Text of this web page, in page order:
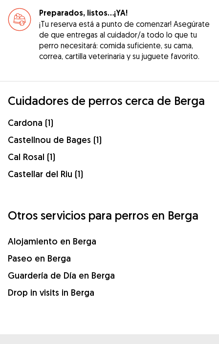
Preparados, listos...¡YA!
¡Tu reserva está a punto de comenzar! Asegúrate
de que entregas al cuidador/a todo lo que tu
perro necesitará: comida suficiente, su cama,
correa, cartilla veterinaria y su juguete favorito.
Cuidadores de perros cerca de Berga
Cardona (1)
Castellnou de Bages (1)
Cal Rosal (1)
Castellar del Riu (1)
Otros servicios para perros en Berga
Alojamiento en Berga
Paseo en Berga
Guardería de Día en Berga
Drop in visits in Berga